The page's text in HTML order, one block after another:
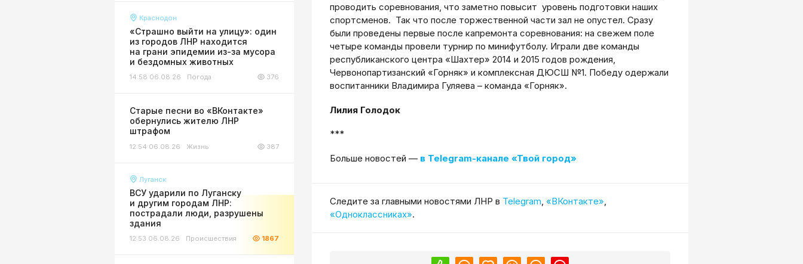
Краснодон
«Страшно выйти на улицу»: один
из городов ЛНР находится
на грани эпидемии из-за мусора
и бездомных животных
14:58 06.08.26 Погода 376
Старые песни во «ВКонтакте»
обернулись жителю ЛНР
штрафом
12:54 06.08.26 Жизнь 387
Луганск
ВСУ ударили по Луганску
и другим городам ЛНР:
пострадали люди, разрушены
здания
12:53 06.08.26 Происшествия 1867
проводить соревнования, что заметно повысит уровень подготовки наших
спортсменов. Так что после торжественной части зал не опустел. Сразу
были проведены первые после капремонта соревнования: на свежем поле
четыре команды провели турнир по мини­футболу. Играли две команды
республиканского центра «Шахтер» 2014 и 2015 годов рождения,
Червонопартизанский «Горняк» и комплексная ДЮСШ №1. Победу одержали
воспитанники Владимира Гуляева – команда «Горняк».
Лилия Голодок
***
Больше новостей — в Telegram-канале «Твой город»
Cледите за главными новостями ЛНР в Telegram «ВКонтакте»
«Одноклассниках».